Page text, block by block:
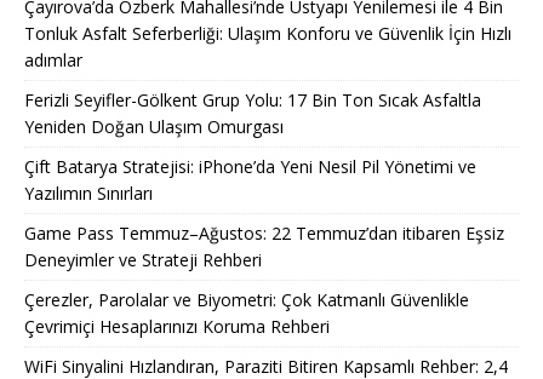
Çayırova’da Özberk Mahallesi’nde Üstyapı Yenilemesi ile 4 Bin
Tonluk Asfalt Seferberliği: Ulaşım Konforu ve Güvenlik İçin Hızlı
adımlar
Ferizli Seyifler-Gölkent Grup Yolu: 17 Bin Ton Sıcak Asfaltla
Yeniden Doğan Ulaşım Omurgası
Çift Batarya Stratejisi: iPhone’da Yeni Nesil Pil Yönetimi ve
Yazılımın Sınırları
Game Pass Temmuz–Ağustos: 22 Temmuz’dan itibaren Eşsiz
Deneyimler ve Strateji Rehberi
Çerezler, Parolalar ve Biyometri: Çok Katmanlı Güvenlikle
Çevrimiçi Hesaplarınızı Koruma Rehberi
WiFi Sinyalini Hızlandıran, Paraziti Bitiren Kapsamlı Rehber: 2,4